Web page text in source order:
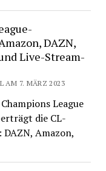
DAZN,
Live-Stream-
AM 7. MÄRZ 2023
League
die CL-
Amazon,